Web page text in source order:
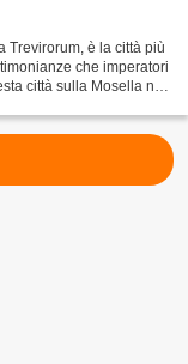
Trevirorum, è la città più
che imperatori
città sulla Mosella nel